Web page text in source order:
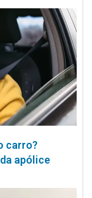
carro?
apólice